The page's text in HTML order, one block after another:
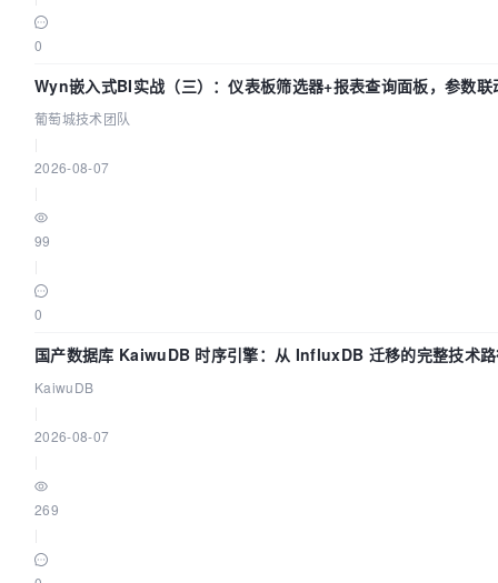
0
Wyn嵌入式BI实战（三）：仪表板筛选器+报表查询面板，参数联
葡萄城技术团队
2026-08-07
99
0
国产数据库 KaiwuDB 时序引擎：从 InfluxDB 迁移的完整技术
KaiwuDB
2026-08-07
269